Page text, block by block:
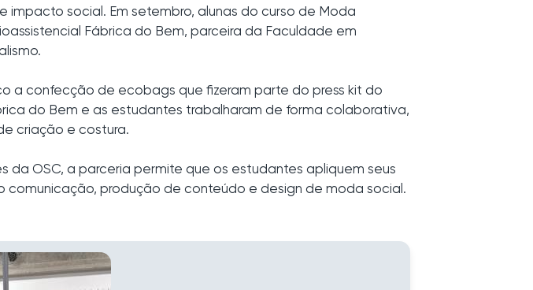
social. Em setembro, alunas do curso de Moda
Fábrica do Bem, parceira da Faculdade em
a confecção de ecobags que fizeram parte do press kit do
do Bem e as estudantes trabalharam de forma colaborativa,
criação e costura.
OSC, a parceria permite que os estudantes apliquem seus
produção de conteúdo e design de moda social.